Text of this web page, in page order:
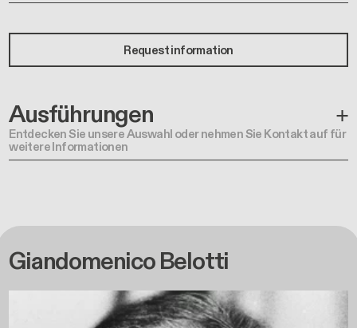
Request information
Ausführungen
Entdecken Sie unsere Auswahl oder nehmen Sie Kontakt auf für
weitere Informationen
Giandomenico Belotti